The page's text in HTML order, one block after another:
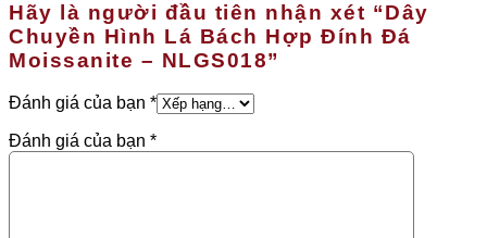
có
thể
được
chọn
trên
trang
phẩm
Hãy là người đầu tiên nhận xét “Dây
Chuyền Hình Lá Bách Hợp Đính Đá
Moissanite – NLGS018”
Đánh giá của bạn *
Đánh giá của bạn *